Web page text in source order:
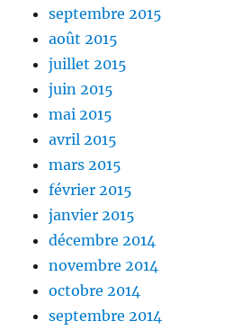
septembre 2015
août 2015
juillet 2015
juin 2015
mai 2015
avril 2015
mars 2015
février 2015
janvier 2015
décembre 2014
novembre 2014
octobre 2014
septembre 2014